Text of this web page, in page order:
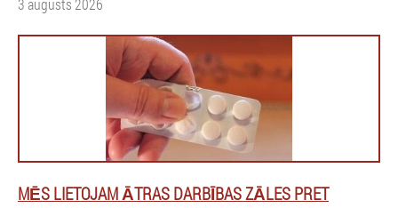
3 augusts 2026
MĒS LIETOJAM ĀTRAS DARBĪBAS ZĀLES PRET